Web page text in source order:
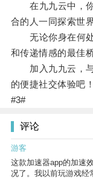
在九九云中，你
合的人一同探索世
无论你身在何处
和传递情感的最佳桥
加入九九云，与
的便捷社交体验吧！
#3#
评论
游客
这款加速器app的加速
况了。我以前玩游戏经